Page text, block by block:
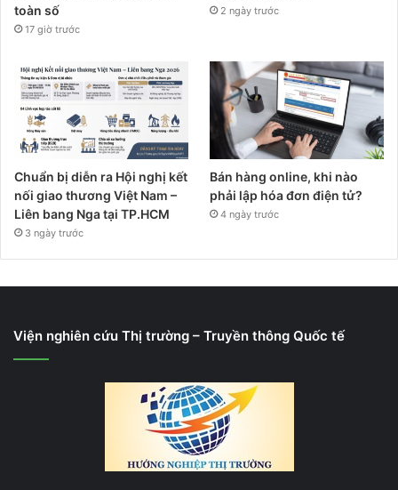
toàn số
17 giờ trước
2 ngày trước
Chuẩn bị diễn ra Hội nghị kết
nối giao thương Việt Nam –
Liên bang Nga tại TP.HCM
3 ngày trước
Bán hàng online, khi nào
phải lập hóa đơn điện tử?
4 ngày trước
Viện nghiên cứu Thị trường – Truyền thông Quốc tế